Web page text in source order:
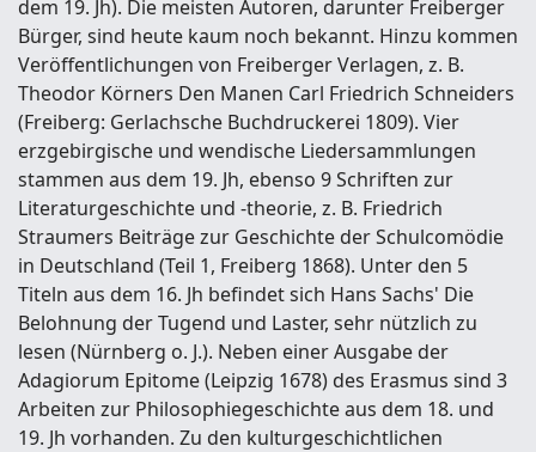
dem 19. Jh). Die meisten Autoren, darunter Freiberger
Bürger, sind heute kaum noch bekannt. Hinzu kommen
Veröffentlichungen von Freiberger Verlagen, z. B.
Theodor Körners Den Manen Carl Friedrich Schneiders
(Freiberg: Gerlachsche Buchdruckerei 1809). Vier
erzgebirgische und wendische Liedersammlungen
stammen aus dem 19. Jh, ebenso 9 Schriften zur
Literaturgeschichte und -theorie, z. B. Friedrich
Straumers Beiträge zur Geschichte der Schulcomödie
in Deutschland (Teil 1, Freiberg 1868). Unter den 5
Titeln aus dem 16. Jh befindet sich Hans Sachs' Die
Belohnung der Tugend und Laster, sehr nützlich zu
lesen (Nürnberg o. J.). Neben einer Ausgabe der
Adagiorum Epitome (Leipzig 1678) des Erasmus sind 3
Arbeiten zur Philosophiegeschichte aus dem 18. und
19. Jh vorhanden. Zu den kulturgeschichtlichen